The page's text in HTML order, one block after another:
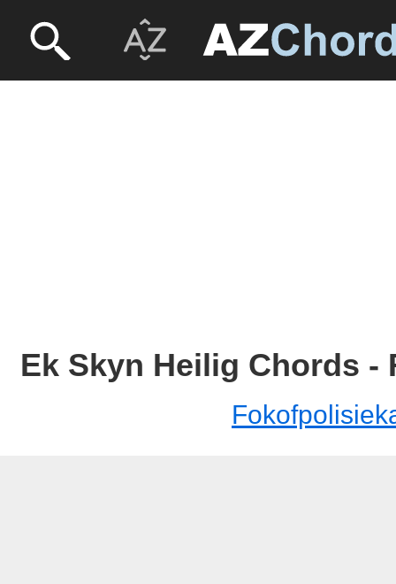
Ek Skyn Heilig Chords -